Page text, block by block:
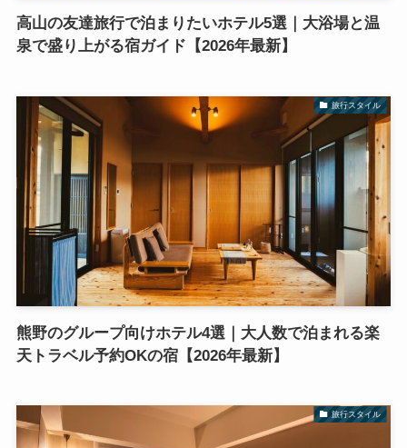
高山の友達旅行で泊まりたいホテル5選｜大浴場と温
泉で盛り上がる宿ガイド【2026年最新】
旅行スタイル
熊野のグループ向けホテル4選｜大人数で泊まれる楽
天トラベル予約OKの宿【2026年最新】
旅行スタイル